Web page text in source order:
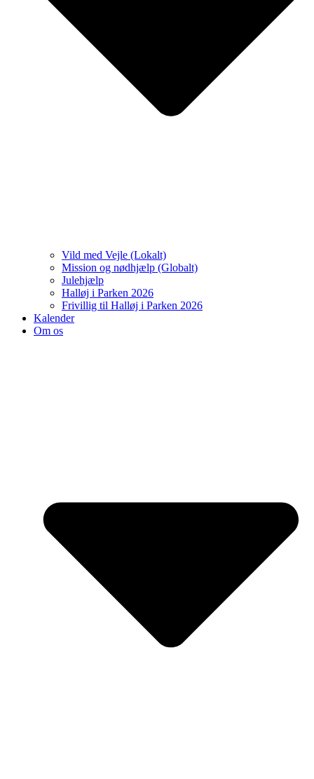
Vild med Vejle (Lokalt)
Mission og nødhjælp (Globalt)
Julehjælp
Halløj i Parken 2026
Frivillig til Halløj i Parken 2026
Kalender
Om os